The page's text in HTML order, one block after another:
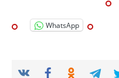
WhatsApp